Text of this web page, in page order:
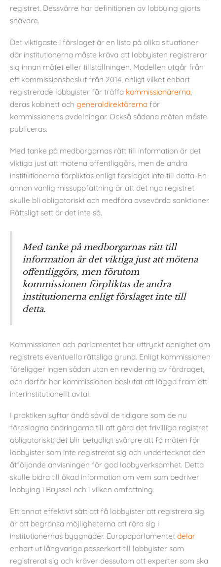
registret. Dessvärre har definitionen av lobbying gjorts
snävare.
Det viktigaste i förslaget är en lista på olika situationer
där institutionerna måste kräva att lobbyisten registrerar
sig innan mötet eller tillställningen. Modellen utgår från
ett kommissionsbeslut från 2014, enligt vilket enbart
registrerade lobbyister får träffa kommissionärerna
deras kabinett och generaldirektörerna för
kommissionens avdelningar. Också sådana möten måste
publiceras.
Med tanke på medborgarnas rätt till information är det
viktiga just att mötena offentliggörs, men de andra
institutionerna förpliktas enligt förslaget inte till detta. En
annan vanlig missuppfattning är att det nya registret
skulle bli obligatoriskt och medföra avsevärda sanktioner.
Rättsligt sett är det inte så.
Med tanke på medborgarnas rätt till
information är det viktiga just att mötena
offentliggörs, men förutom
kommissionen förpliktas de andra
institutionerna enligt förslaget inte till
detta.
Kommissionen och parlamentet har uttryckt oenighet om
registrets eventuella rättsliga grund. Enligt kommissionen
föreligger ingen sådan utan en revidering av fördraget,
och därför har kommissionen beslutat att lägga fram ett
interinstitutionellt avtal.
I praktiken syftar ändå såväl de tidigare som de nu
föreslagna ändringarna till att göra det frivilliga registret
obligatoriskt: det blir betydligt svårare att få möten för
lobbyister som inte registrerat sig och undertecknat den
åtföljande anvisningen för god lobbyverksamhet. Detta
skulle bidra till ökad information om vem som bedriver
lobbying i Bryssel och i vilken omfattning.
Ett annat effektivt sätt att få lobbyister att registrera sig
är att begränsa möjligheterna att röra sig i
institutionernas byggnader. Europaparlamentet delar
enbart ut långvariga passerkort till lobbyister som
registrerat sig och kräver dessutom att experter som ska